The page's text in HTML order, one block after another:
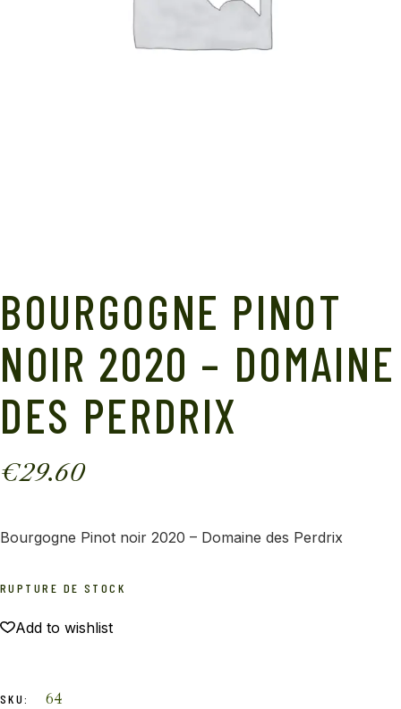
BOURGOGNE PINOT
NOIR 2020 – DOMAINE
DES PERDRIX
€29.60
Bourgogne Pinot noir 2020 – Domaine des Perdrix
RUPTURE DE STOCK
Add to wishlist
SKU: 64